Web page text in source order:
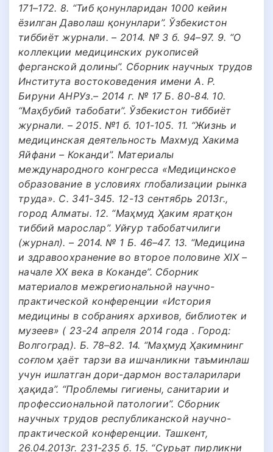
171–172. 8. “Тиб қонунларидан 1000 кейин
ёзилган Даволаш қонунлари”. Ўзбекистон
тиббиёт журнали. – 2014. № 3 б. 94–97. 9. “О
коллекции медицинских рукописей
ферганской долины”. Сборник научных трудов
Института востоковедения имени А. Р.
Бируни АНРУз.– 2014 г. № 17 Б. 80-84. 10.
“Маҳбубий табобати”. Ўзбекистон тиббиёт
журнали. – 2015. №1 б. 101-105. 11. “Жизнь и
медицинская деятельность Махмуд Хакима
Яйфани – Коканди”. Материалы
международного конгресса «Медицинское
образование в условиях глобализации рынка
труда». С. 341-345. 12-13 сентябрь 2013г.,
город Алматы. 12. “Маҳмуд Ҳаким яратқон
тиббий марослар”. Уйғур табобатчилиги
(журнал). – 2014. № 1 Б. 46–47. 13. “Медицина
и здравоохранение во второе половине XIX –
начале XX века в Коканде”. Сборник
материалов межрегиональной научно-
практической конференции «История
медицины в собраниях архивов, библиотек и
музеев» ( 23-24 апреля 2014 года . Город:
Волгоград). Б. 78–82. 14. “Маҳмуд Ҳакимнинг
соғлом ҳаёт тарзи ва ишчанликни таъминлаш
учун ишлатган дори-дармон восталарилари
ҳақида”. “Проблемы гигиены, санитарии и
профессиональной патологии”. Сборник
научных трудов республиканской научно-
практической конференции. Ташкент,
26.04.2013г. 231-235 б. 15. “Сурьат пирликни